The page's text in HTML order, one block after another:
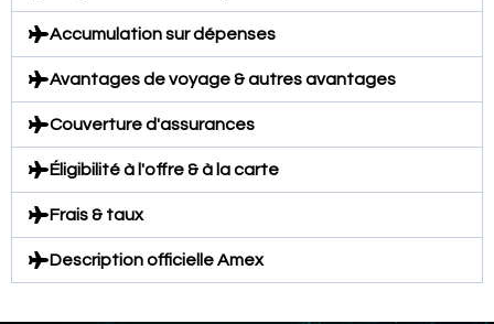
Accumulation sur dépenses
Avantages de voyage & autres avantages
Couverture d'assurances
Éligibilité à l'offre & à la carte
Frais & taux
Description officielle Amex